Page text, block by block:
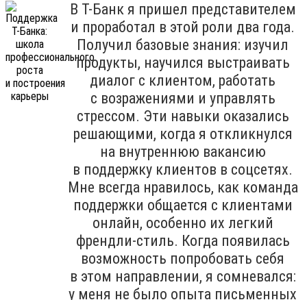
В Т-Банк я пришел представителем
и проработал в этой роли два года.
Получил базовые знания: изучил
продукты, научился выстраивать
диалог с клиентом, работать
с возражениями и управлять
стрессом. Эти навыки оказались
решающими, когда я откликнулся
на внутреннюю вакансию
в поддержку клиентов в соцсетях.
Мне всегда нравилось, как команда
поддержки общается с клиентами
онлайн, особенно их легкий
френдли-стиль. Когда появилась
возможность попробовать себя
в этом направлении, я сомневался:
у меня не было опыта письменных